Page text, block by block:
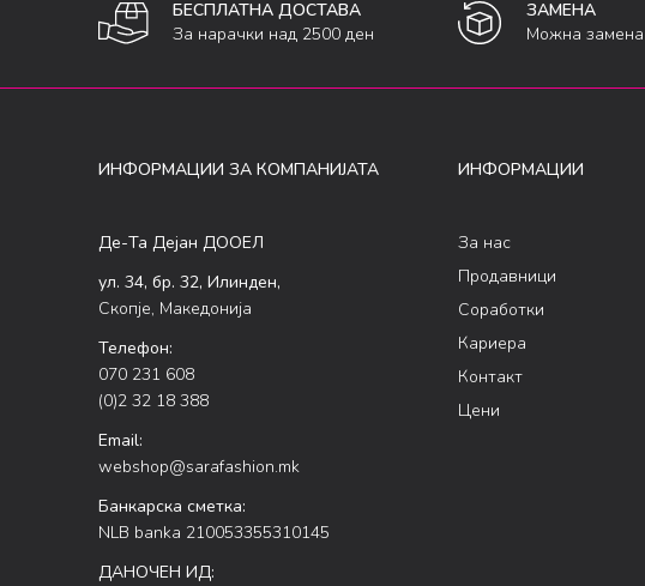
БЕСПЛАТНА ДОСТАВА
За нарачки над 2500 ден
ЗАМЕНА
Можна
ИНФОРМАЦИИ ЗА КОМПАНИЈАТА
Де-Та Дејан ДООЕЛ
ул. 34, бр. 32, Илинден,
Скопје, Македонија
Телефон:
070 231 608
(0)2 32 18 388
Email:
webshop@sarafashion.mk
Банкарска сметка:
NLB banka 210053355310145
ДАНОЧЕН ИД:
ИНФОРМАЦИИ
За нас
Продавници
Соработки
Кариера
Контакт
Цени